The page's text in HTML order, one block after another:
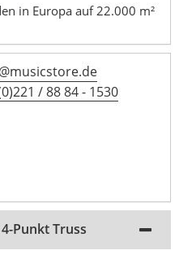
in Europa auf 22.000 m²
/ 88 84 - 1530
Punkt Truss